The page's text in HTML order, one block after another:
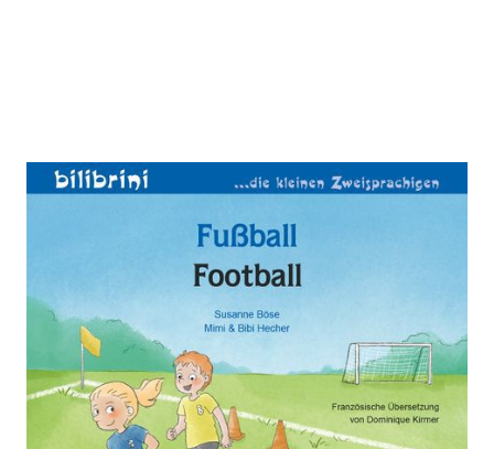
Fußball (Deutsch-Französisch)
Zur Wunschliste hinzufügen
Zweisprachiges Kinderbuch
VonSusanne Böse